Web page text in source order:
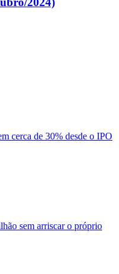
cerca de 30% desde o IPO
sem arriscar o próprio